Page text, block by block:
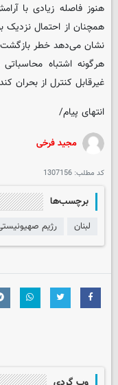
هنوز فاصله زیادی با
همچنان از احتمال نزدیک
نشان می‌دهد خطر
هرگونه اشتباه
غیرقابل کنترل از بحران
انتهای پیام/
مجید فرخی
کد مطلب: 1307156
برچسب‌ها
لبنان رژیم